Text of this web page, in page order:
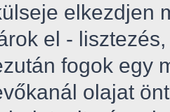
elkezdjen
el -
fogok egy
olajat